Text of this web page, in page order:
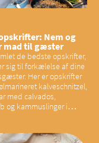
Nem og
mad til gæster
de bedste opskrifter,
sig til forkælelse af dine
Her er opskrifter
kalveschnitzel,
med calvados,
og kammuslinger i